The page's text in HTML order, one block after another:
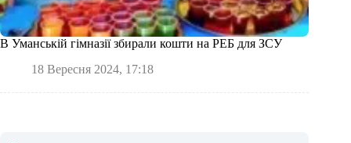
В Уманській гімназії збирали кошти на РЕБ для ЗСУ
18 Вересня 2024, 17:18